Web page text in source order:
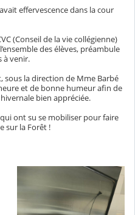
effervescence dans la cour
(Conseil de la vie collégienne)
des élèves, préambule
à venir.
sous la direction de Mme Barbé
et de bonne humeur afin de
bien appréciée.
ont su se mobiliser pour faire
sur la Forêt !